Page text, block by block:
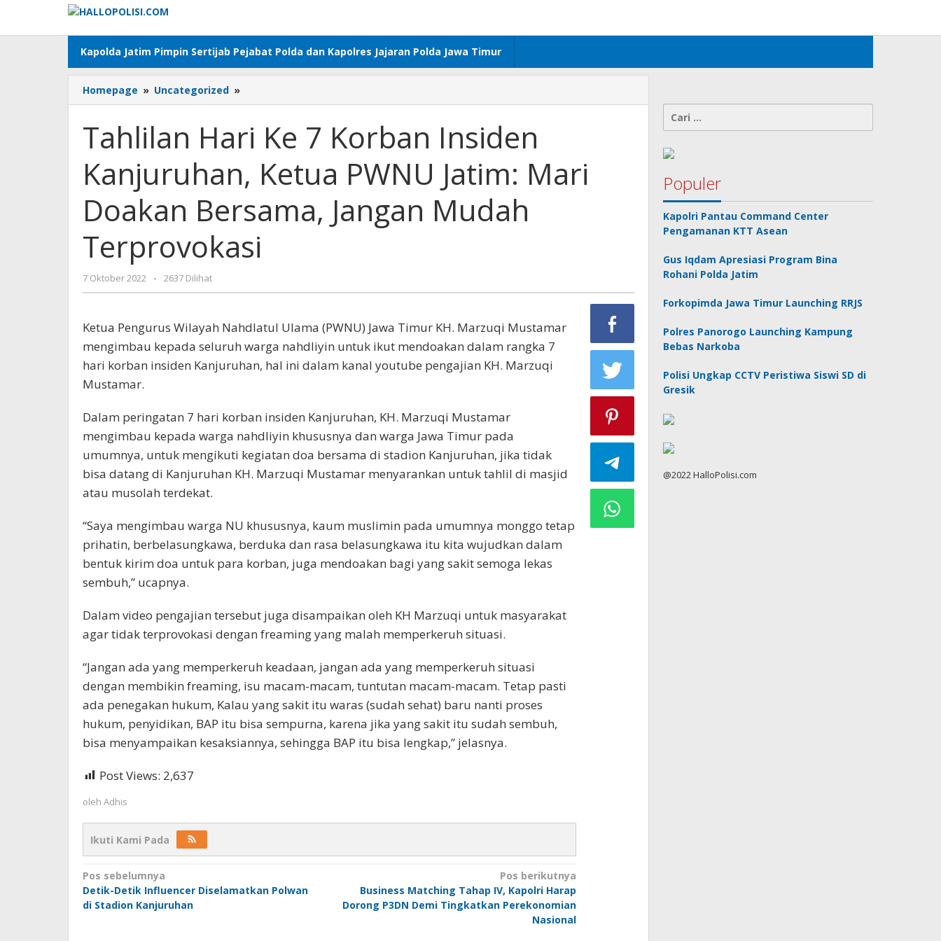
konten
Kapolda Jatim Pimpin Sertijab Pejabat Polda dan Kapolres Jajaran Polda Jawa Timur
Homepage » Uncategorized »
Hari
7
Korban
Insiden
Kanjuruhan,
Ketua
PWNU
Jatim:
Mari
Doakan
Mudah
Tahlilan Hari Ke 7 Korban Insiden
Kanjuruhan, Ketua PWNU Jatim: Mari
Doakan Bersama, Jangan Mudah
Terprovokasi
7 Oktober 2022
oleh
Adhis
- 2637 Dilihat
Ketua Pengurus Wilayah Nahdlatul Ulama (PWNU) Jawa Timur KH. Marzuqi Mustamar
mengimbau kepada seluruh warga nahdliyin untuk ikut mendoakan dalam rangka 7
hari korban insiden Kanjuruhan, hal ini dalam kanal youtube pengajian KH. Marzuqi
Mustamar.
Dalam peringatan 7 hari korban insiden Kanjuruhan, KH. Marzuqi Mustamar
mengimbau kepada warga nahdliyin khususnya dan warga Jawa Timur pada
umumnya, untuk mengikuti kegiatan doa bersama di stadion Kanjuruhan, jika tidak
bisa datang di Kanjuruhan KH. Marzuqi Mustamar menyarankan untuk tahlil di masjid
atau musolah terdekat.
“Saya mengimbau warga NU khususnya, kaum muslimin pada umumnya monggo tetap
prihatin, berbelasungkawa, berduka dan rasa belasungkawa itu kita wujudkan dalam
bentuk kirim doa untuk para korban, juga mendoakan bagi yang sakit semoga lekas
sembuh,” ucapnya.
Dalam video pengajian tersebut juga disampaikan oleh KH Marzuqi untuk masyarakat
agar tidak terprovokasi dengan freaming yang malah memperkeruh situasi.
“Jangan ada yang memperkeruh keadaan, jangan ada yang memperkeruh situasi
dengan membikin freaming, isu macam-macam, tuntutan macam-macam. Tetap pasti
ada penegakan hukum, Kalau yang sakit itu waras (sudah sehat) baru nanti proses
hukum, penyidikan, BAP itu bisa sempurna, karena jika yang sakit itu sudah sembuh,
bisa menyampaikan kesaksiannya, sehingga BAP itu bisa lengkap,” jelasnya.
Post Views: 2,637
oleh Adhis
Ikuti Kami Pada
Navigasi
pos
Pos sebelumnya
Detik-Detik Influencer Diselamatkan Polwan
di Stadion Kanjuruhan
Pos berikutnya
Business Matching Tahap IV, Kapolri Harap
Dorong P3DN Demi Tingkatkan Perekonomian
Nasional
untuk:
Populer
Kapolri Pantau Command Center
Pengamanan KTT Asean
Gus Iqdam Apresiasi Program Bina
Rohani Polda Jatim
Forkopimda Jawa Timur Launching RRJS
Polres Panorogo Launching Kampung
Bebas Narkoba
Polisi Ungkap CCTV Peristiwa Siswi SD di
Gresik
@2022 HalloPolisi.com